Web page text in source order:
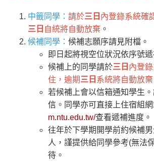
中籤同學： 請於三日 內登錄系統確
三日 自統將自動放棄 。
候補同學： 候補志願序請見附檔。
即日起將視空位狀況依序號遞
候補上的同學請於三日 內登
住，逾期三日 系統將自動放棄
若候補上會以信箱通知學生
信。同學亦可直接上住宿組
m.ntu.edu.tw/查看遞補進度。
往年於下學期開學前約候補
人，謹提供給同學參考(無法
待。